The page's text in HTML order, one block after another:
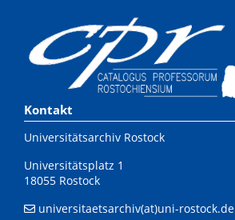
Kontakt
Universitätsarchiv Rostock
Universitätsplatz 1
18055 Rostock
universitaetsarchiv(at)uni-rostock.de